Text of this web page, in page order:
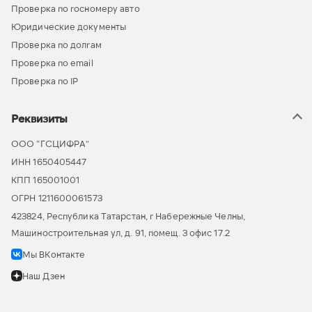
Проверка по госномеру авто
Юридические документы
Проверка по долгам
Проверка по email
Проверка по IP
Реквизиты
ООО “ГСЦИФРА”
ИНН 1650405447
КПП 165001001
ОГРН 1211600061573
423824, Республика Татарстан, г Набережные Челны,
Машиностроительная ул, д. 91, помещ. 3 офис 17.2
Мы ВКонтакте
Наш Дзен